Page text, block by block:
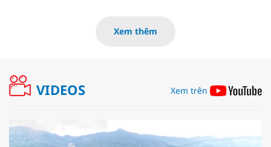
Xem thêm
VIDEOS Xem trên